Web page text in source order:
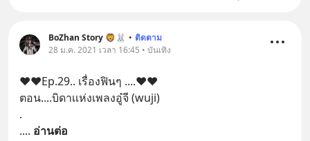
BoZhan Story 🦁🐰 • ติดตาม
28 ม.ค. 2021 เวลา 16:45 • บันเทิง
❤❤Ep.29.. เรื่องฟินๆ ....❤❤
ตอน....บิดาเเห่งเพลงอู๋จี (wuji)
.
.... อ่านต่อ